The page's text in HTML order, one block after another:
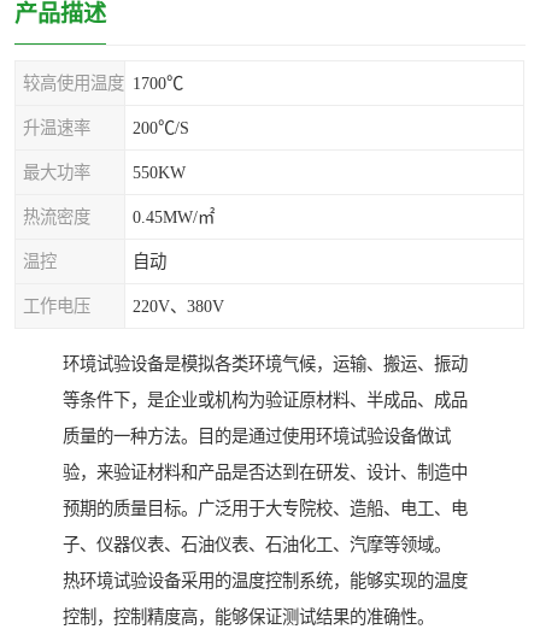
产品描述
较高使用温度 1700℃
升温速率 200℃/S
最大功率 550KW
热流密度 0.45MW/㎡
温控 自动
工作电压 220V、380V
环境试验设备是模拟各类环境气候，运输、搬运、振动
等条件下，是企业或机构为验证原材料、半成品、成品
质量的一种方法。目的是通过使用环境试验设备做试
验，来验证材料和产品是否达到在研发、设计、制造中
预期的质量目标。广泛用于大专院校、造船、电工、电
子、仪器仪表、石油仪表、石油化工、汽摩等领域。
热环境试验设备采用的温度控制系统，能够实现的温度
控制，控制精度高，能够保证测试结果的准确性。